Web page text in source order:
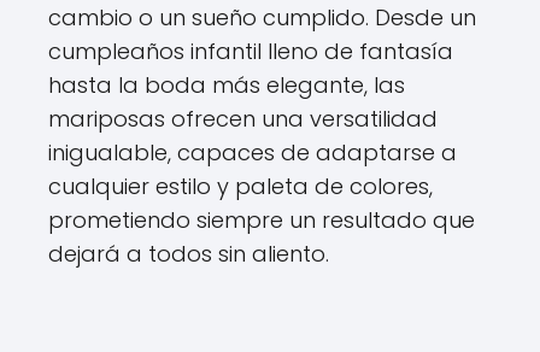
cambio o un sueño cumplido. Desde un
cumpleaños infantil lleno de fantasía
hasta la boda más elegante, las
mariposas ofrecen una versatilidad
inigualable, capaces de adaptarse a
cualquier estilo y paleta de colores,
prometiendo siempre un resultado que
dejará a todos sin aliento.